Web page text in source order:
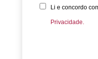
Li e concordo
Privacidade.